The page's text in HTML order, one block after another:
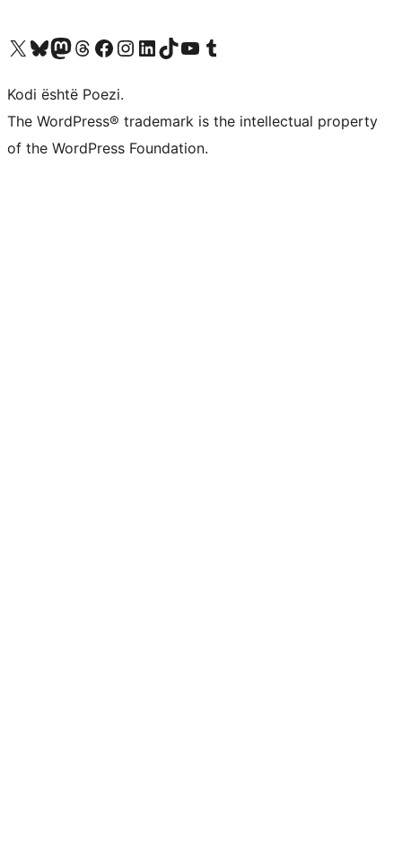
Vizitoni llogarinë tonë X (ish Twitter)
Vizitoni llogarinë tonë Bluesky
Vizitoni llogarinë tonë Mastodon
Vizitoni llogarinë tonë Threads
Vizitoni faqen tonë në Facebook
Vizitoni llogarinë tonë Instagram
Vizitoni llogarinë tonë LinkedIn
Vizitoni llogarinë tonë TikTok
Vizitoni kanalin tonë YouTube
Vizitoni llogarinë tonë Tumblr
Kodi është Poezi.
The WordPress® trademark is the intellectual property
of the WordPress Foundation.